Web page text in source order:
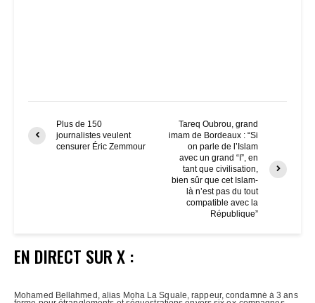
Plus de 150
journalistes veulent
censurer Éric Zemmour
Tareq Oubrou, grand
imam de Bordeaux : “Si
on parle de l’Islam
avec un grand “I”, en
tant que civilisation,
bien sûr que cet Islam-
là n’est pas du tout
compatible avec la
République”
EN DIRECT SUR X :